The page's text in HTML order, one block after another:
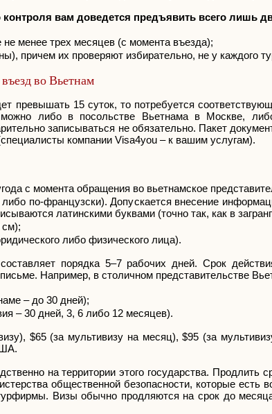
вам доведется предъявить всего лишь
не менее трех месяцев (с момента въезда);
причем их проверяют избирательно, не у каждого
во Вьетнам
превышать 15 суток, то потребуется
либо в посольстве Вьетнама в Москве,
записываться не обязательно. Пакет
компании Visa4you – к вашим услугам).
с момента обращения во вьетнамское
по-французски). Допускается внесение
латинскими буквами (точно так, как в
см);
либо физического лица).
порядка 5–7 рабочих дней. Срок
Например, в столичном представительстве
– до 30 дней);
– 30 дней, 3, 6 либо 12 месяцев).
$65 (за мультивизу на месяц), $95 (за
на территории этого государства. Продлить
общественной безопасности, которые есть
Визы обычно продляются на срок до